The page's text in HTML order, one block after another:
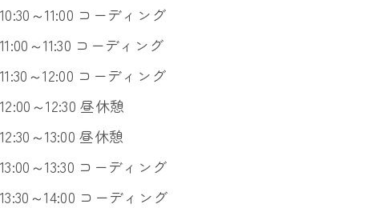
10:30～11:00 コーディング
11:00～11:30 コーディング
11:30～12:00 コーディング
12:00～12:30 昼休憩
12:30～13:00 昼休憩
13:00～13:30 コーディング
13:30～14:00 コーディング